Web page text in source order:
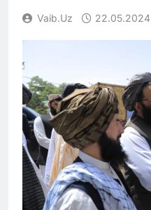
Vaib.uz 22.05.2024